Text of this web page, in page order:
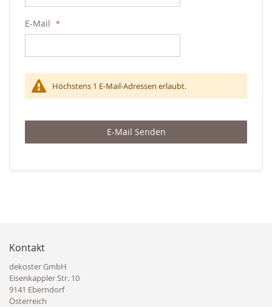
E-Mail
Höchstens 1 E-Mail-Adressen erlaubt.
E-Mail Senden
Kontakt
dekoster GmbH
Eisenkappler Str. 10
9141 Eberndorf
Österreich